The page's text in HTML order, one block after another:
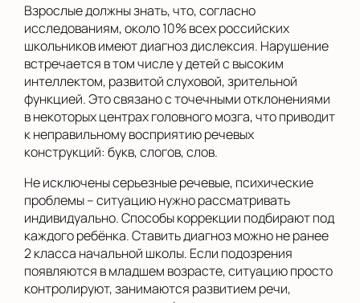
Взрослые должны знать, что, согласно
исследованиям, около 10% всех российских
школьников имеют диагноз дислексия. Нарушение
встречается в том числе у детей с высоким
интеллектом, развитой слуховой, зрительной
функцией. Это связано с точечными отклонениями
в некоторых центрах головного мозга, что приводит
к неправильному восприятию речевых
конструкций: букв, слогов, слов.
Не исключены серьезные речевые, психические
проблемы – ситуацию нужно рассматривать
индивидуально. Способы коррекции подбирают под
каждого ребёнка. Ставить диагноз можно не ранее
2 класса начальной школы. Если подозрения
появляются в младшем возрасте, ситуацию просто
контролируют, занимаются развитием речи,